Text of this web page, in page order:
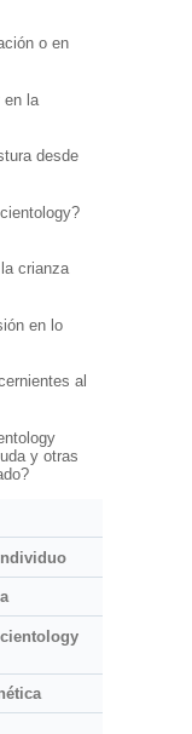
o en
en la
desde
crianza
en lo
al
y otras